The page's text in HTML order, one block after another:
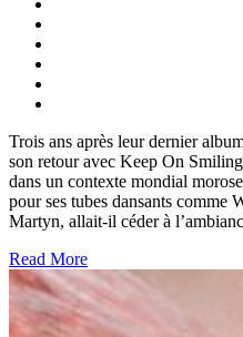
Trois ans après leur dernier
son retour avec Keep On
dans un contexte mondial
pour ses tubes dansants
Martyn, allait-il céder à
Read More